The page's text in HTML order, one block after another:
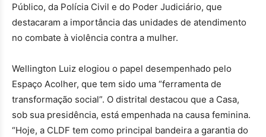
Público, da Polícia Civil e do Poder Judiciário, que
destacaram a importância das unidades de atendimento
no combate à violência contra a mulher.
Wellington Luiz elogiou o papel desempenhado pelo
Espaço Acolher, que tem sido uma “ferramenta de
transformação social”. O distrital destacou que a Casa,
sob sua presidência, está empenhada na causa feminina.
“Hoje, a CLDF tem como principal bandeira a garantia do